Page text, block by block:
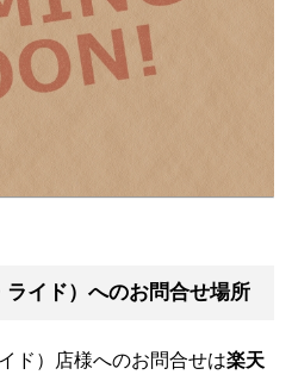
イド）へのお問合せ場所
ド）店様へのお問合せは楽天